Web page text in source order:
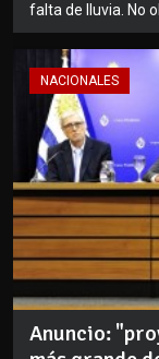
falta de lluvia. No
NACIONALES
Anuncio: